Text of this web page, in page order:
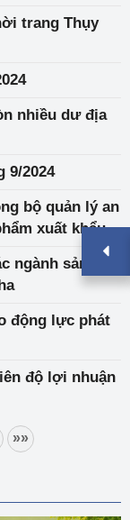
trang Thụy
nhiều dư địa
9/2024
bộ quản lý an
xuất khẩu
ngành sản
động lực phát
độ lợi nhuận
»»